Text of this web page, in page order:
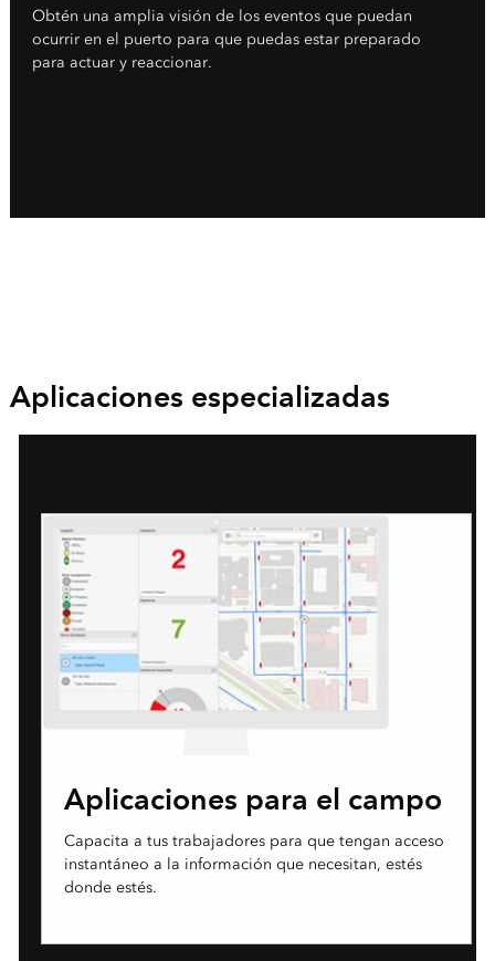
Obtén una amplia visión de los eventos que puedan
ocurrir en el puerto para que puedas estar preparado
para actuar y reaccionar.
Aplicaciones especializadas
Aplicaciones para el campo
Capacita a tus trabajadores para que tengan acceso
instantáneo a la información que necesitan, estés
donde estés.